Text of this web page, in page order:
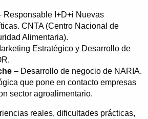
Responsable I+D+i Nuevas
CNTA (Centro Nacional de
Alimentaria).
Estratégico y Desarrollo de
– Desarrollo de negocio de NARIA.
que pone en contacto empresas
sector agroalimentario.
reales, dificultades prácticas,